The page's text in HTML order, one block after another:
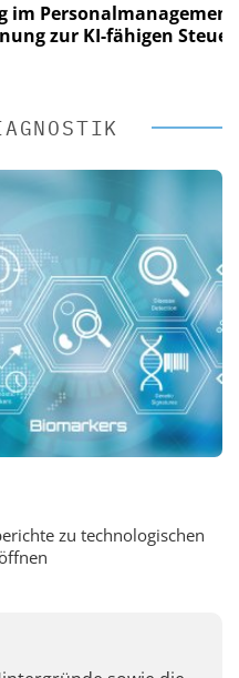
Von
KI-fähigen Steuerung
zu technologischen